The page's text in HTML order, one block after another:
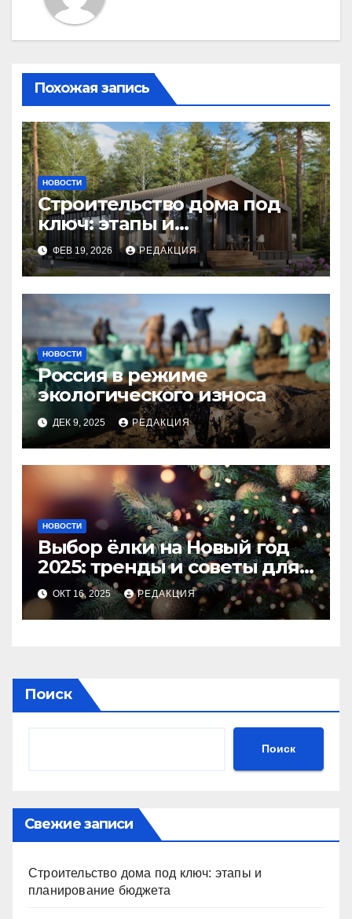
Похожая запись
НОВОСТИ
Строительство дома под
ключ: этапы и
планирование бюджета
ФЕВ 19, 2026 РЕДАКЦИЯ
НОВОСТИ
Россия в режиме
экологического износа
ДЕК 9, 2025 РЕДАКЦИЯ
НОВОСТИ
Выбор ёлки на Новый год
2025: тренды и советы для
идеального праздника
ОКТ 16, 2025 РЕДАКЦИЯ
Поиск
Поиск
Свежие записи
Строительство дома под ключ: этапы и
планирование бюджета